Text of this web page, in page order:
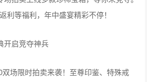
利等福利，年中盛宴精彩不停！
开启竞夺神兵
双场限时拍卖来袭！至尊印鉴、特殊戒